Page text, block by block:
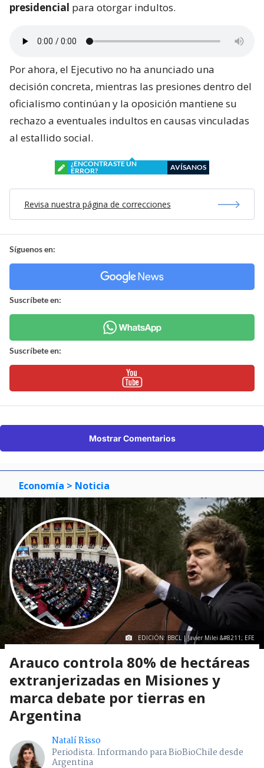
presidencial para otorgar indultos.
Por ahora, el Ejecutivo no ha anunciado una
decisión concreta, mientras las presiones dentro del
oficialismo continúan y la oposición mantiene su
rechazo a eventuales indultos en causas vinculadas
al estallido social.
¿ENCONTRASTE UN
ERROR?
AVÍSANOS
Revisa nuestra página de correcciones
Síguenos en:
Suscríbete en:
Suscríbete en:
Mostrar Comentarios
Economía > Noticia
EDICIÓN: BBCL | Javier Milei &#8211; EFE
Arauco controla 80% de hectáreas
extranjerizadas en Misiones y
marca debate por tierras en
Argentina
Natalí Risso
Periodista. Informando para BioBioChile desde
Argentina